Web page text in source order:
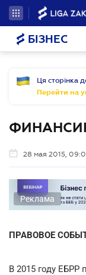
БІЗНЕС
Ця сторінка
Перейти на
28 мая 2015,
Реклама
ПРАВОВОЕ
В 2015 году ЕБРР